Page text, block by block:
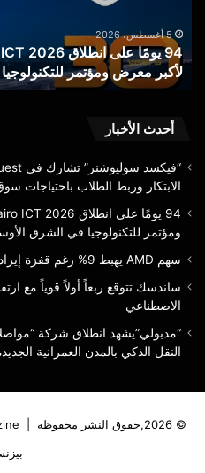
العد
التنازلي
يبدأ
لأكبر
ومؤتمر
في
الشرق
وإفريقيا
5 أغسطس، 2026
لأكبر معرض ومؤتمر
أحدث الأخبار
الابتكار وربط الطلاب باحتياجات
ومؤتمر للتكنولوجيا في الشرق
سهم AMD يهبط 9% رغم قفزة إيرادات الذكاء الاصطناعي
ساندسك تتوقع ربعاً أولاً قوياً مع
الاصطناعي
“مدبولي”يشهد انطلاق شركة
النقل الذكي بالمدن العمرانية
© 2026,حقوق النشر محفوظة |